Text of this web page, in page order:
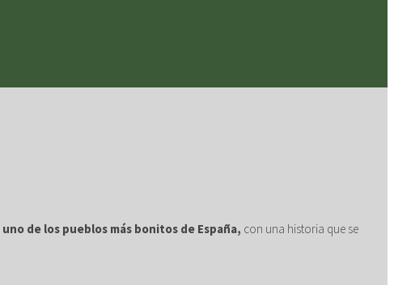
uno de los pueblos más bonitos de España, con una historia que se